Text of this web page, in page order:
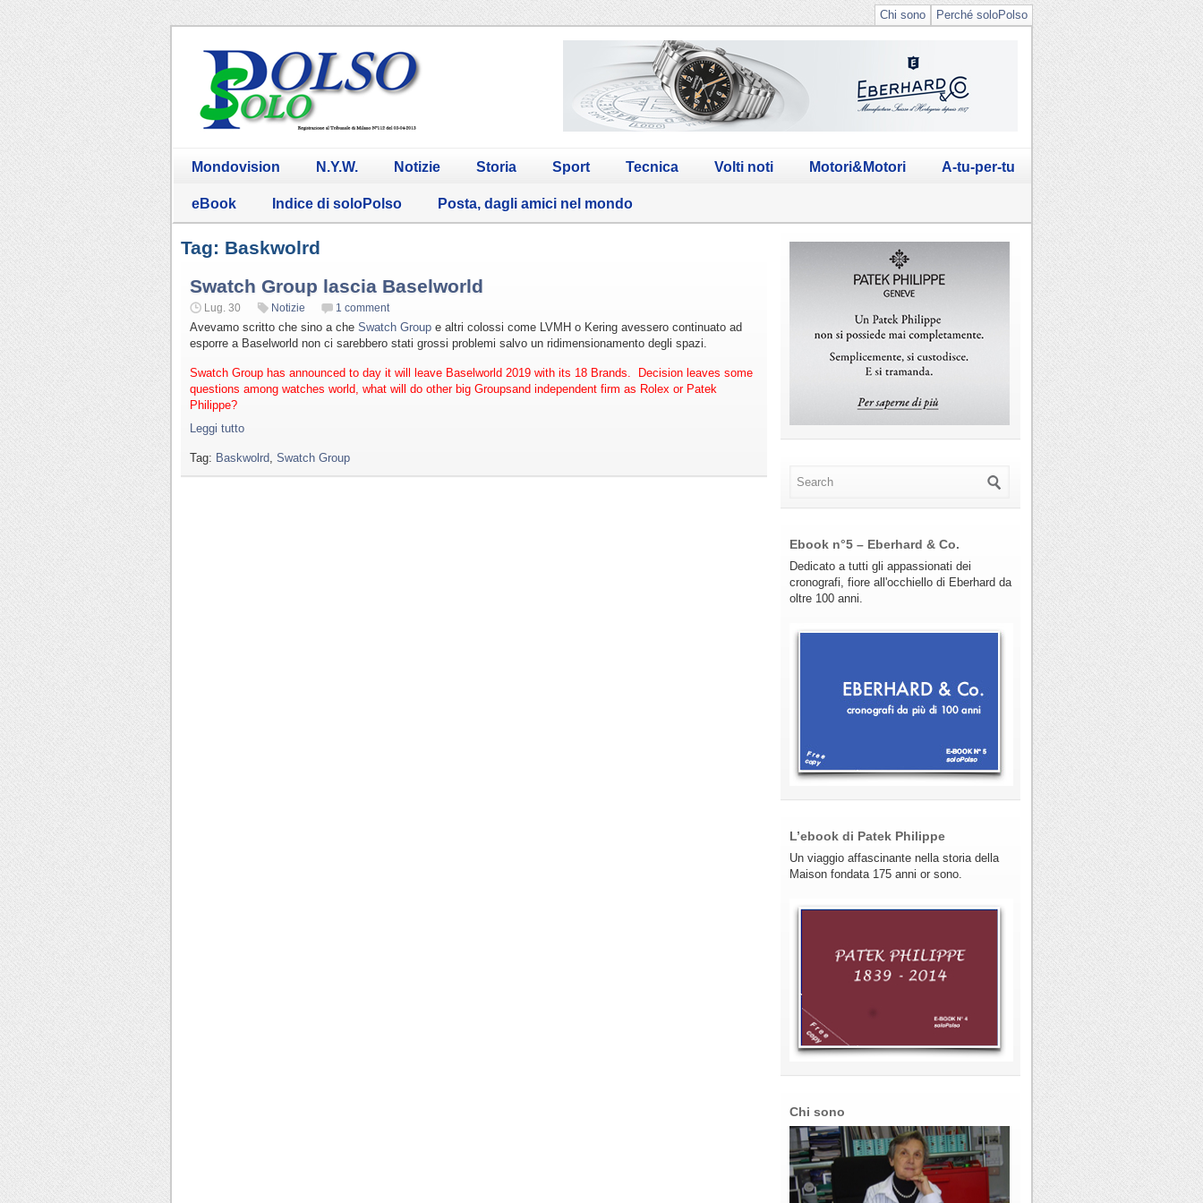
Perché soloPolso
Chi sono
Mondovision N.Y.W. Notizie Storia Sport Tecnica Volti noti Motori&Motori A-tu-per-tu
eBook Indice di soloPolso Posta, dagli amici nel mondo
Tag: Baskwolrd
Swatch Group lascia Baselworld
Lug. 30 Notizie 1 comment
Avevamo scritto che sino a che Swatch Group e altri colossi come LVMH o Kering avessero continuato ad
esporre a Baselworld non ci sarebbero stati grossi problemi salvo un ridimensionamento degli spazi.
Swatch Group has announced to day it will leave Baselworld 2019 with its 18 Brands. Decision leaves some
questions among watches world, what will do other big Groupsand independent firm as Rolex or Patek
Philippe?
Leggi tutto
Tag: Baskwolrd Swatch Group
Ebook n°5 – Eberhard & Co.
Dedicato a tutti gli appassionati dei
cronografi, fiore all'occhiello di Eberhard da
oltre 100 anni.
L’ebook di Patek Philippe
Un viaggio affascinante nella storia della
Maison fondata 175 anni or sono.
Chi sono